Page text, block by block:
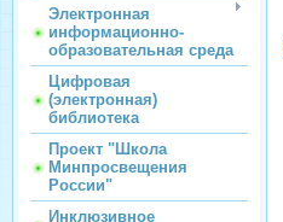
Электронная
информационно-
образовательная среда
Цифровая
(электронная)
библиотека
Проект "Школа
Минпросвещения
России"
Инклюзивное